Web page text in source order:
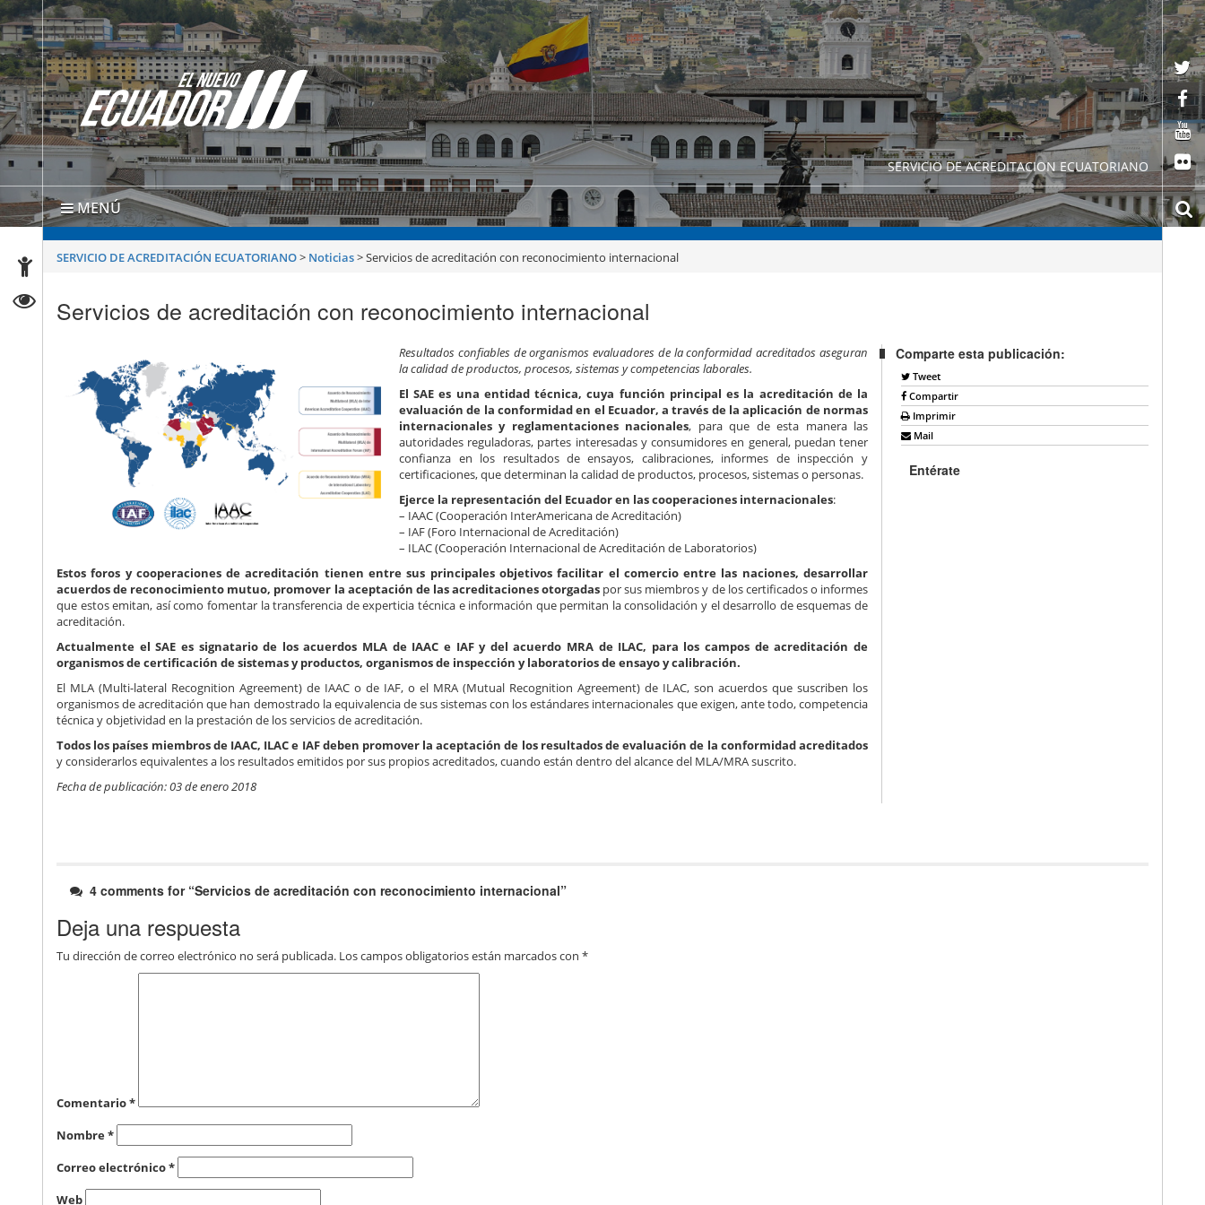
SERVICIO DE ACREDITACION ECUATORIANO
MENÚ
SERVICIO DE ACREDITACIÓN ECUATORIANO> Noticias>Servicios de acreditación con reconocimiento internacional
Servicios de acreditación con reconocimiento internacional
Resultados confiables de organismos evaluadores de la conformidad acreditados aseguran
la calidad de productos, procesos, sistemas y competencias laborales.
El SAE es una entidad técnica, cuya función principal es la acreditación de la
evaluación de la conformidad en el Ecuador, a través de la aplicación de normas
internacionales y reglamentaciones nacionales, para que de esta manera las
autoridades reguladoras, partes interesadas y consumidores en general, puedan tener
confianza en los resultados de ensayos, calibraciones, informes de inspección y
certificaciones, que determinan la calidad de productos, procesos, sistemas o personas.
Ejerce la representación del Ecuador en las cooperaciones internacionales:
– IAAC (Cooperación InterAmericana de Acreditación)
– IAF (Foro Internacional de Acreditación)
– ILAC (Cooperación Internacional de Acreditación de Laboratorios)
Estos foros y cooperaciones de acreditación tienen entre sus principales objetivos facilitar el comercio entre las naciones, desarrollar
acuerdos de reconocimiento mutuo, promover la aceptación de las acreditaciones otorgadas por sus miembros y de los certificados o informes
que estos emitan, así como fomentar la transferencia de experticia técnica e información que permitan la consolidación y el desarrollo de esquemas de
acreditación.
Actualmente el SAE es signatario de los acuerdos MLA de IAAC e IAF y del acuerdo MRA de ILAC, para los campos de acreditación de
organismos de certificación de sistemas y productos, organismos de inspección y laboratorios de ensayo y calibración.
El MLA (Multi-lateral Recognition Agreement) de IAAC o de IAF, o el MRA (Mutual Recognition Agreement) de ILAC, son acuerdos que suscriben los
organismos de acreditación que han demostrado la equivalencia de sus sistemas con los estándares internacionales que exigen, ante todo, competencia
técnica y objetividad en la prestación de los servicios de acreditación.
Todos los países miembros de IAAC, ILAC e IAF deben promover la aceptación de los resultados de evaluación de la conformidad acreditados
y considerarlos equivalentes a los resultados emitidos por sus propios acreditados, cuando están dentro del alcance del MLA/MRA suscrito.
Fecha de publicación: 03 de enero 2018
Comparte esta publicación:
Tweet
Compartir
Imprimir
Mail
Entérate
4 comments for “Servicios de acreditación con reconocimiento internacional”
Deja una respuesta
Tu dirección de correo electrónico no será publicada. Los campos obligatorios están marcados con*
Comentario*
Nombre*
Correo electrónico*
Web